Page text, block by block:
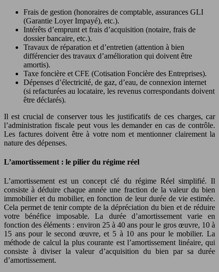
Frais de gestion (honoraires de comptable, assurances GLI
(Garantie Loyer Impayé), etc.).
Intérêts d’emprunt et frais d’acquisition (notaire, frais de
dossier bancaire, etc.).
Travaux de réparation et d’entretien (attention à bien
différencier des travaux d’amélioration qui doivent être
amortis).
Taxe foncière et CFE (Cotisation Foncière des Entreprises).
Dépenses d’électricité, de gaz, d’eau, de connexion internet
(si refacturées au locataire, les revenus correspondants doivent
être déclarés).
Il est crucial de conserver tous les justificatifs de ces charges, car
l’administration fiscale peut vous les demander en cas de contrôle.
Les factures doivent être à votre nom et mentionner clairement la
nature des dépenses.
L’amortissement : le pilier du régime réel
L’amortissement est un concept clé du régime Réel simplifié. Il
consiste à déduire chaque année une fraction de la valeur du bien
immobilier et du mobilier, en fonction de leur durée de vie estimée.
Cela permet de tenir compte de la dépréciation du bien et de réduire
votre bénéfice imposable. La durée d’amortissement varie en
fonction des éléments : environ 25 à 40 ans pour le gros œuvre, 10 à
15 ans pour le second œuvre, et 5 à 10 ans pour le mobilier. La
méthode de calcul la plus courante est l’amortissement linéaire, qui
consiste à diviser la valeur d’acquisition du bien par sa durée
d’amortissement.